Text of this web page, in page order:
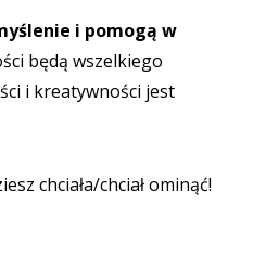
i pomogą w
będą wszelkiego
i kreatywności jest
chciała/chciał ominąć!